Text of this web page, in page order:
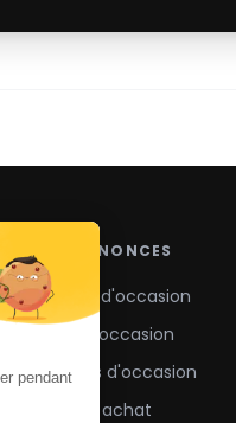
NOS ANNONCES
Voitures d'occasion
Motos d'occasion
Scooters d'occasion
Conseils achat